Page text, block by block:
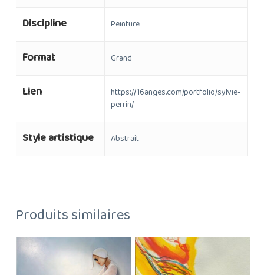
Discipline Peinture
Format Grand
Lien
https://16anges.com/portfolio/sylvie-
perrin/
Style artistique Abstrait
Produits similaires